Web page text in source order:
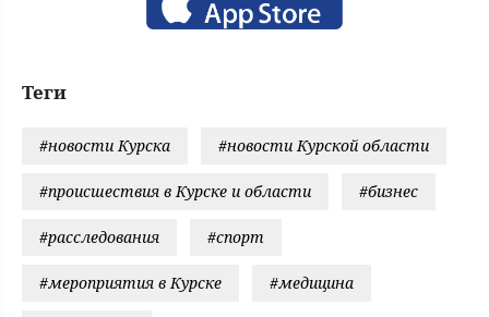
Теги
#новости Курска #новости Курской области
#происшествия в Курске и области #бизнес
#расследования #спорт
#мероприятия в Курске #медицина